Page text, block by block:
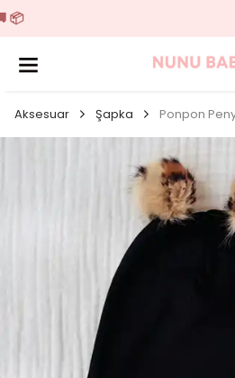
YENI SEZON
Aksesuar Şapka Ponpon